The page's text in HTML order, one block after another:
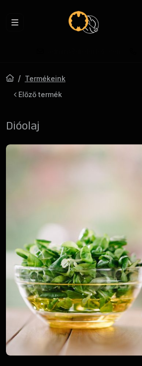
Termékeink
Előző termék
Dióolaj